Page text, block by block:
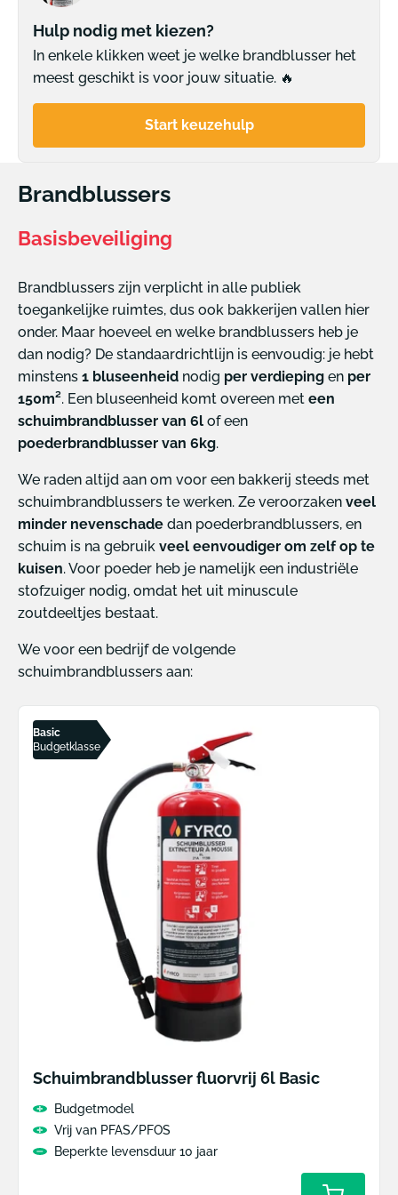
Hulp nodig met kiezen?
In enkele klikken weet je welke brandblusser het
meest geschikt is voor jouw situatie. 🔥
Start keuzehulp
Brandblussers
Basisbeveiliging
Brandblussers zijn verplicht in alle publiek
toegankelijke ruimtes, dus ook bakkerijen vallen hier
onder. Maar hoeveel en welke brandblussers heb je
dan nodig? De standaardrichtlijn is eenvoudig: je hebt
minstens 1 bluseenheid nodig per verdieping en per
150m². Een bluseenheid komt overeen met een
schuimbrandblusser van 6l of een
poederbrandblusser van 6kg.
We raden altijd aan om voor een bakkerij steeds met
schuimbrandblussers te werken. Ze veroorzaken veel
minder nevenschade dan poederbrandblussers, en
schuim is na gebruik veel eenvoudiger om zelf op te
kuisen. Voor poeder heb je namelijk een industriële
stofzuiger nodig, omdat het uit minuscule
zoutdeeltjes bestaat.
We voor een bedrijf de volgende
schuimbrandblussers aan:
Basic
Budgetklasse
Schuimbrandblusser fluorvrij 6l Basic
Budgetmodel
Vrij van PFAS/PFOS
Beperkte levensduur 10 jaar